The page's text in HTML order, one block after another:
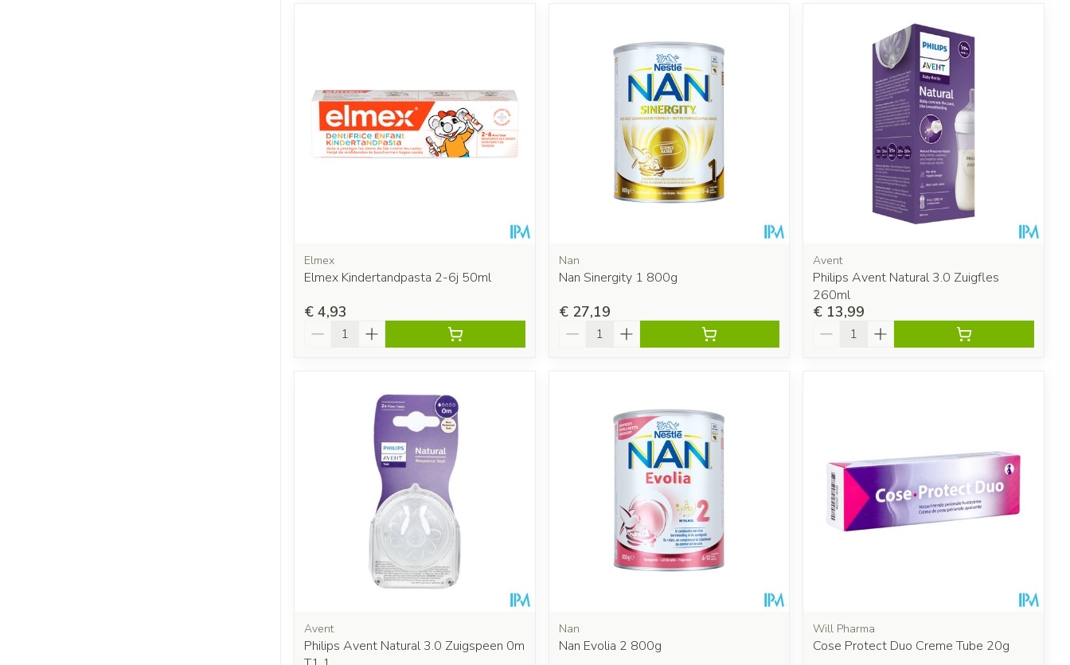
Elmex
Elmex Kindertandpasta 2-6j 50ml
€ 4,93
Aantal
Nan
Nan Sinergity 1 800g
€ 27,19
Aantal
Avent
Philips Avent Natural 3.0 Zuigfles
260ml
€ 13,99
Aantal
Avent
Philips Avent Natural 3.0 Zuigspeen 0m
Nan
Nan Evolia 2 800g
Will Pharma
Cose Protect Duo Creme Tube 20g